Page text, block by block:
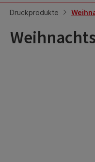
Druckprodukte